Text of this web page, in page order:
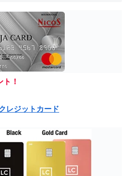
！
レジットカード